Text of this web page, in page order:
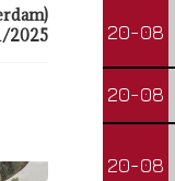
2025
20-08
20-08
20-08